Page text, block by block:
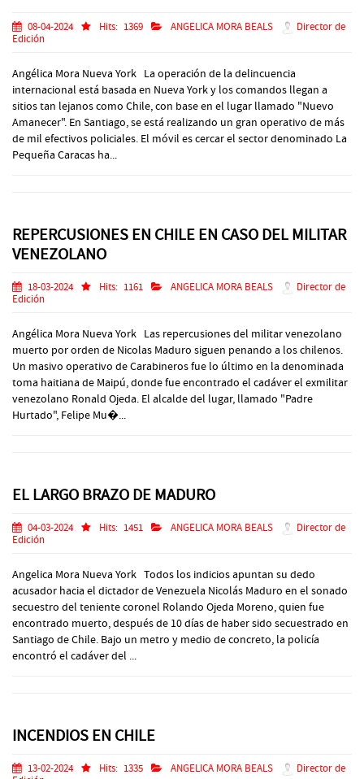
08-04-2024 Hits: 1369 ANGELICA MORA BEALS
Director de
Edición
Angélica Mora Nueva York La operación de la delincuencia
internacional está basada en Nueva York y los comandos llegan a
sitios tan lejanos como Chile, con base en el lugar llamado "Nuevo
Amanecer". En Santiago, se está realizando un gran operativo de más
de mil efectivos policiales. El móvil es cercar el sector denominado La
Pequeña Caracas ha...
REPERCUSIONES EN CHILE EN CASO DEL MILITAR
VENEZOLANO
18-03-2024 Hits: 1161 ANGELICA MORA BEALS
Director de
Edición
Angélica Mora Nueva York Las repercusiones del militar venezolano
muerto por orden de Nicolas Maduro siguen penando a los chilenos.
Un masivo operativo de Carabineros fue lo último en la denominada
toma haitiana de Maipú, donde fue encontrado el cadáver el exmilitar
venezolano Ronald Ojeda. El alcalde del lugar, llamado "Padre
Hurtado", Felipe Mu�...
EL LARGO BRAZO DE MADURO
04-03-2024 Hits: 1451 ANGELICA MORA BEALS
Director de
Edición
Angelica Mora Nueva York Todos los indicios apuntan su dedo
acusador hacia el dictador de Venezuela Nicolás Maduro en el sonado
secuestro del teniente coronel Rolando Ojeda Moreno, quien fue
encontrado muerto, después de 10 días de haber sido secuestrado en
Santiago de Chile. Bajo un metro y medio de concreto, la policía
encontró el cadáver del ...
INCENDIOS EN CHILE
13-02-2024 Hits: 1335 ANGELICA MORA BEALS
Director de